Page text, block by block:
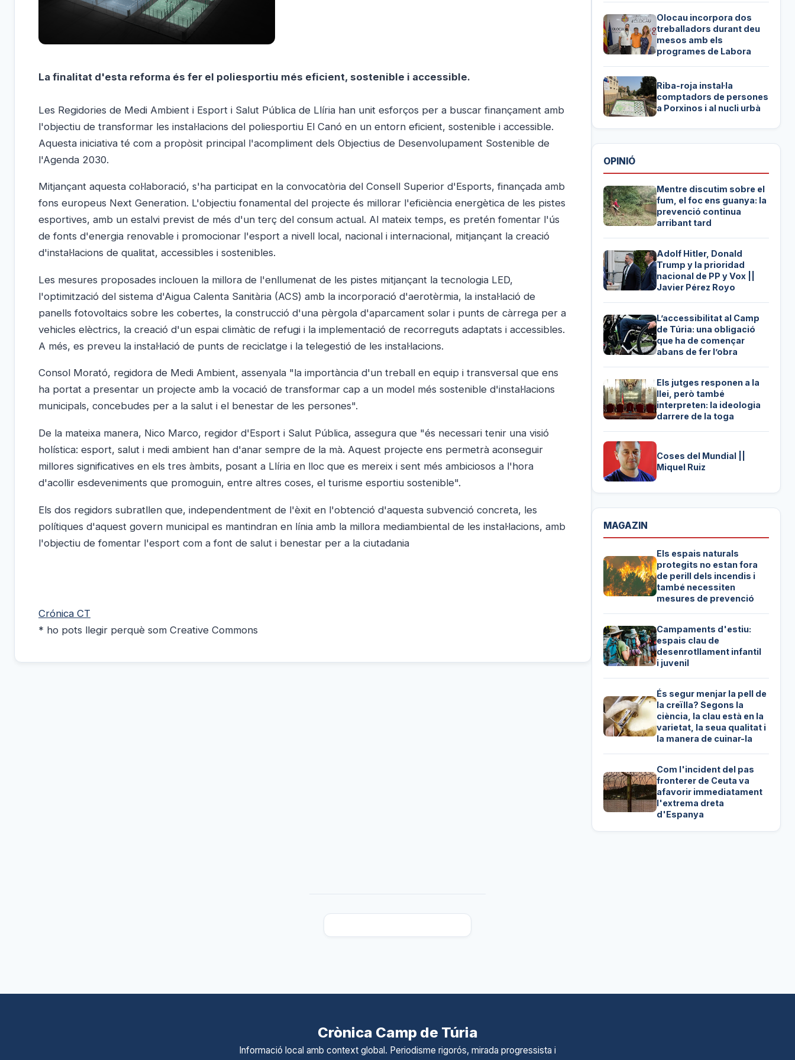
La finalitat d'esta reforma és fer el poliesportiu més eficient, sostenible i accessible.
Les Regidories de Medi Ambient i Esport i Salut Pública de Llíria han unit esforços per a buscar finançament amb
l'objectiu de transformar les instal·lacions del poliesportiu El Canó en un entorn eficient, sostenible i accessible.
Aquesta iniciativa té com a propòsit principal l'acompliment dels Objectius de Desenvolupament Sostenible de
l'Agenda 2030.
Mitjançant aquesta col·laboració, s'ha participat en la convocatòria del Consell Superior d'Esports, finançada amb
fons europeus Next Generation. L'objectiu fonamental del projecte és millorar l'eficiència energètica de les pistes
esportives, amb un estalvi previst de més d'un terç del consum actual. Al mateix temps, es pretén fomentar l'ús
de fonts d'energia renovable i promocionar l'esport a nivell local, nacional i internacional, mitjançant la creació
d'instal·lacions de qualitat, accessibles i sostenibles.
Les mesures proposades inclouen la millora de l'enllumenat de les pistes mitjançant la tecnologia LED,
l'optimització del sistema d'Aigua Calenta Sanitària (ACS) amb la incorporació d'aerotèrmia, la instal·lació de
panells fotovoltaics sobre les cobertes, la construcció d'una pèrgola d'aparcament solar i punts de càrrega per a
vehicles elèctrics, la creació d'un espai climàtic de refugi i la implementació de recorreguts adaptats i accessibles.
A més, es preveu la instal·lació de punts de reciclatge i la telegestió de les instal·lacions.
Consol Morató, regidora de Medi Ambient, assenyala "la importància d'un treball en equip i transversal que ens
ha portat a presentar un projecte amb la vocació de transformar cap a un model més sostenible d'instal·lacions
municipals, concebudes per a la salut i el benestar de les persones".
De la mateixa manera, Nico Marco, regidor d'Esport i Salut Pública, assegura que "és necessari tenir una visió
holística: esport, salut i medi ambient han d'anar sempre de la mà. Aquest projecte ens permetrà aconseguir
millores significatives en els tres àmbits, posant a Llíria en lloc que es mereix i sent més ambiciosos a l'hora
d'acollir esdeveniments que promoguin, entre altres coses, el turisme esportiu sostenible".
Els dos regidors subratllen que, independentment de l'èxit en l'obtenció d'aquesta subvenció concreta, les
polítiques d'aquest govern municipal es mantindran en línia amb la millora mediambiental de les instal·lacions, amb
l'objectiu de fomentar l'esport com a font de salut i benestar per a la ciutadania
Crónica CT
* ho pots llegir perquè som Creative Commons
Olocau incorpora dos
treballadors durant deu
mesos amb els
programes de Labora
Riba-roja instal·la
comptadors de persones
a Porxinos i al nucli urbà
OPINIÓ
Mentre discutim sobre el
fum, el foc ens guanya: la
prevenció continua
arribant tard
Adolf Hitler, Donald
Trump y la prioridad
nacional de PP y Vox ||
Javier Pérez Royo
L’accessibilitat al Camp
de Túria: una obligació
que ha de començar
abans de fer l’obra
Els jutges responen a la
llei, però també
interpreten: la ideologia
darrere de la toga
Coses del Mundial ||
Miquel Ruiz
MAGAZIN
Els espais naturals
protegits no estan fora
de perill dels incendis i
també necessiten
mesures de prevenció
Campaments d'estiu:
espais clau de
desenrotllament infantil
i juvenil
És segur menjar la pell de
la creïlla? Segons la
ciència, la clau està en la
varietat, la seua qualitat i
la manera de cuinar-la
Com l'incident del pas
fronterer de Ceuta va
afavorir immediatament
l'extrema dreta
d'Espanya
Crònica Camp de Túria
Informació local amb context global. Periodisme rigorós, mirada progressista i